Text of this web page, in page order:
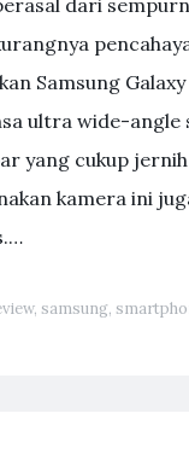
Samsung
ultra wide-angle
yang cukup
kamera ini
, samsung,